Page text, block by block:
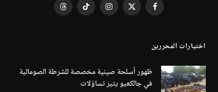
فيسبوك X
الانستغرامتيكتوك Threads
اختيارات المحررين
ظهور أسلحة صينية مخصصة للشرطة الصومالية
في جالكعيو يثير تساؤلات